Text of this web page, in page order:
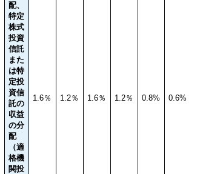
配、
特定
株式
投資
信託
また
は特
定投
資信
託の
収益
の分
配
（適
格機
関投
1.6％ 1.2％ 1.6％ 1.2％ 0.8% 0.6%